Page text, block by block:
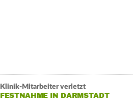
Klinik-Mitarbeiter verletzt
FESTNAHME IN DARMSTADT